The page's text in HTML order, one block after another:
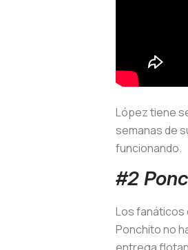
López tiene
semanas de
funcionando.
#2
Los fanáticos
Ponchito no